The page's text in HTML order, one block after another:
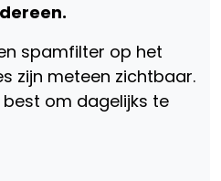
spamfilter op het
zijn meteen zichtbaar.
om dagelijks te